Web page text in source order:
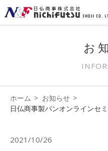
お
ホーム
お知らせ
日仏商事製パンオンラインセ
2021/10/26